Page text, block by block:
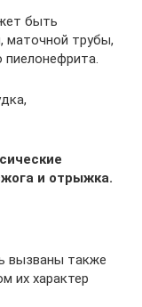
быть
маточной трубы,
пиелонефрита.
и отрыжка.
вызваны также
их характер